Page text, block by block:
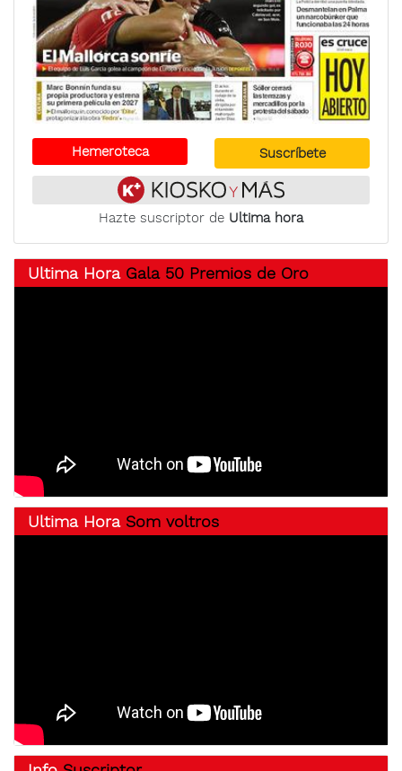
Hemeroteca Suscríbete
Hazte suscriptor de Ultima hora
Ultima Hora Gala 50 Premios de Oro
Ultima Hora Som voltros